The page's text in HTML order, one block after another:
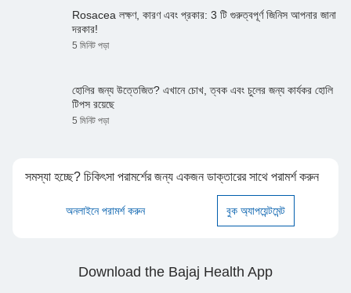
Rosacea লক্ষণ, কারণ এবং প্রকার: 3 টি গুরুত্বপূর্ণ জিনিস আপনার জানা
দরকার!
5 মিনিট পড়া
হোলির জন্য উত্তেজিত? এখানে চোখ, ত্বক এবং চুলের জন্য কার্যকর হোলি
টিপস রয়েছে
5 মিনিট পড়া
সমস্যা হচ্ছে? চিকিৎসা পরামর্শের জন্য একজন ডাক্তারের সাথে পরামর্শ করুন
অনলাইনে পরামর্শ করুন বুক অ্যাপয়েন্টমেন্ট
Download the Bajaj Health App